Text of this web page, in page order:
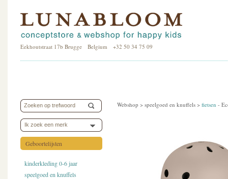
Eekhoutstraat 17b Brugge Belgium +32 50 34 75 09
Ik zoek een merk
Geboortelijsten
kinderkleding 0-6 jaar
speelgoed en knuffels
Webshop > speelgoed en knuffels > fietsen -